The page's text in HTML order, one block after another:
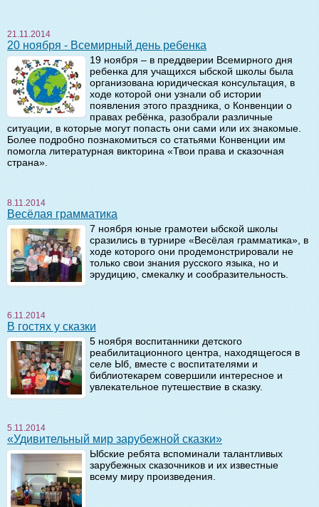
21.11.2014
20 ноября - Всемирный день ребенка
19 ноября – в преддверии Всемирного дня
ребенка для учащихся ыбской школы была
организована юридическая консультация, в
ходе которой они узнали об истории
появления этого праздника, о Конвенции о
правах ребёнка, разобрали различные
ситуации, в которые могут попасть они сами или их знакомые.
Более подробно познакомиться со статьями Конвенции им
помогла литературная викторина «Твои права и сказочная
страна».
8.11.2014
Весёлая грамматика
7 ноября юные грамотеи ыбской школы
сразились в турнире «Весёлая грамматика», в
ходе которого они продемонстрировали не
только свои знания русского языка, но и
эрудицию, смекалку и сообразительность.
6.11.2014
В гостях у сказки
5 ноября воспитанники детского
реабилитационного центра, находящегося в
селе Ыб, вместе с воспитателями и
библиотекарем совершили интересное и
увлекательное путешествие в сказку.
5.11.2014
«Удивительный мир зарубежной сказки»
Ыбские ребята вспоминали талантливых
зарубежных сказочников и их известные
всему миру произведения.